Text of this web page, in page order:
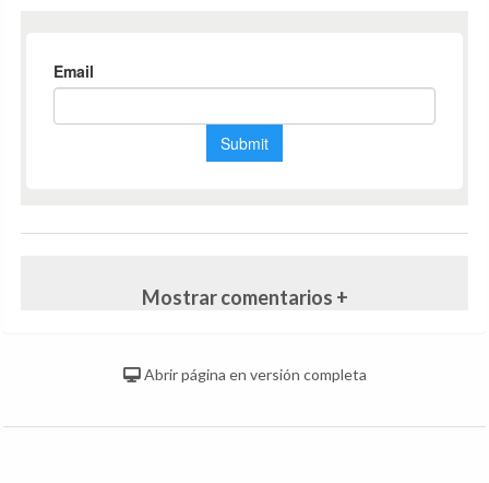
Mostrar comentarios +
Abrir página en versión completa